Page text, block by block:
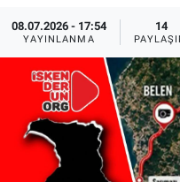
08.07.2026 - 17:54
YAYINLANMA
14